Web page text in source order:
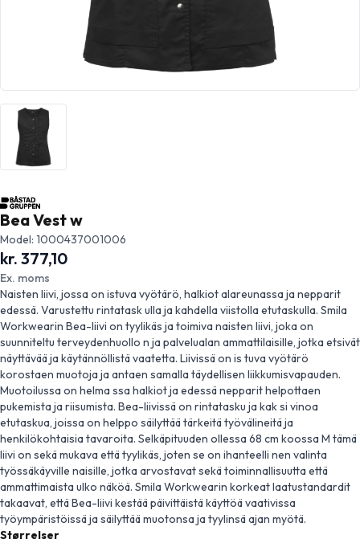
Bea Vest w
Model: 1000437001006
kr. 377,10
Ex. moms
Naisten liivi, jossa on istuva vyötärö, halkiot alareunassa ja nepparit
edessä. Varustettu rintatask ulla ja kahdella viistolla etutaskulla. Smila
Workwearin Bea-liivi on tyylikäs ja toimiva naisten liivi, joka on
suunniteltu terveydenhuollo n ja palvelualan ammattilaisille, jotka etsivät
näyttävää ja käytännöllistä vaatetta. Liivissä on is tuva vyötärö
korostaen muotoja ja antaen samalla täydellisen liikkumisvapauden.
Muotoilussa on helma ssa halkiot ja edessä nepparit helpottaen
pukemista ja riisumista. Bea-liivissä on rintatasku ja kak si vinoa
etutaskua, joissa on helppo säilyttää tärkeitä työvälineitä ja
henkilökohtaisia tavaroita. Selkäpituuden ollessa 68 cm koossa M tämä
liivi on sekä mukava että tyylikäs, joten se on ihanteelli nen valinta
työssäkäyville naisille, jotka arvostavat sekä toiminnallisuutta että
ammattimaista ulko näköä. Smila Workwearin korkeat laatustandardit
takaavat, että Bea-liivi kestää päivittäistä käyttöä vaativissa
työympäristöissä ja säilyttää muotonsa ja tyylinsä ajan myötä.
Størrelser